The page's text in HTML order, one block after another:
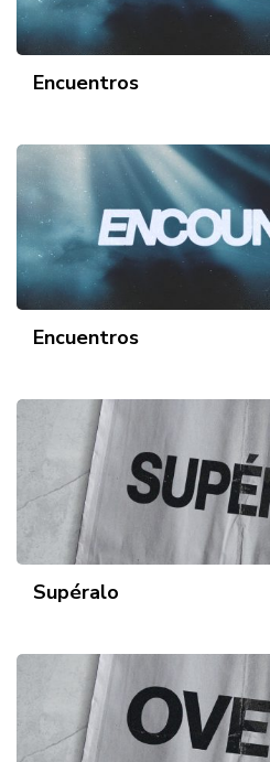
Encuentros
Encuentros
Supéralo